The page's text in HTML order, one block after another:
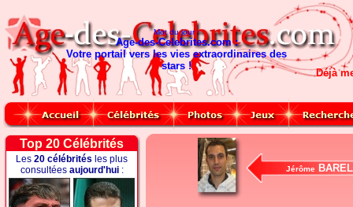
Mot du jour :
Age-des-Celebrites.com :
Votre portail vers les vies extraordinaires des
stars !
Déjà
Top 20 Célébrités
Les 20 célébrités les plus
consultées aujourd'hui: Jérôme